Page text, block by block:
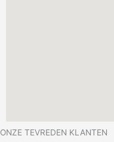
ONZE TEVREDEN KLANTEN